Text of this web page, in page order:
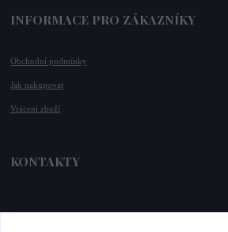
INFORMACE PRO ZÁKAZNÍKY
Obchodní podmínky
Jak nakupovat
Vrácení zboží
KONTAKTY